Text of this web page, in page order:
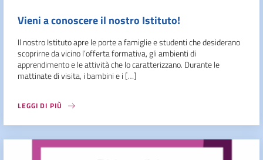
Vieni a conoscere il nostro Istituto!
Il nostro Istituto apre le porte a famiglie e studenti che desiderano
scoprirne da vicino l’offerta formativa, gli ambienti di
apprendimento e le attività che lo caratterizzano. Durante le
mattinate di visita, i bambini e i […]
LEGGI DI PIÙ